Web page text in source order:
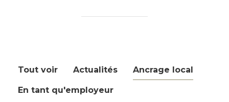
Tout voir Actualités Ancrage local
En tant qu'employeur